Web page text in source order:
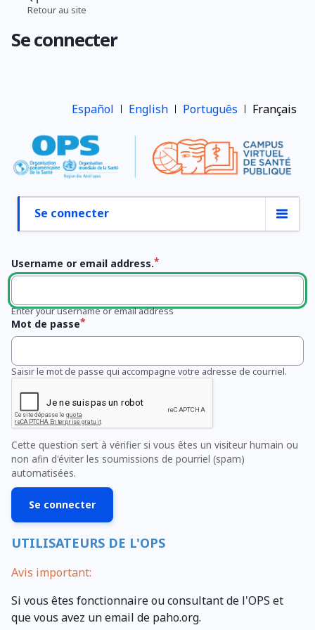
Aller
contenu
d'Ariane
Retour au site
Se connecter
Español English Português Français
Onglets
Se connecter
Username or email address.
Enter your username or email address
Mot de passe
Saisir le mot de passe qui accompagne votre adresse de courriel.
Cette question sert à vérifier si vous êtes un visiteur humain ou
non afin d'éviter les soumissions de pourriel (spam)
automatisées.
UTILISATEURS DE L'OPS
Avis important:
Si vous êtes fonctionnaire ou consultant de l'OPS et
que vous avez un email de paho.org.